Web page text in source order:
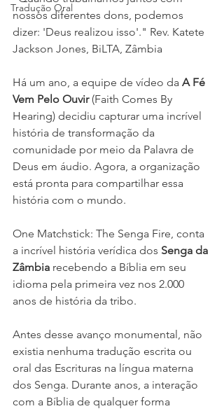
Tradução Oral
nossos diferentes dons, podemos
dizer: 'Deus realizou isso'." Rev. Katete
Jackson Jones, BiLTA, Zâmbia
Há um ano, a equipe de vídeo da A Fé
Vem Pelo Ouvir (Faith Comes By
Hearing) decidiu capturar uma incrível
história de transformação da
comunidade por meio da Palavra de
Deus em áudio. Agora, a organização
está pronta para compartilhar essa
história com o mundo.
One Matchstick: The Senga Fire, conta
a incrível história verídica dos Senga da
Zâmbia recebendo a Bíblia em seu
idioma pela primeira vez nos 2.000
anos de história da tribo.
Antes desse avanço monumental, não
existia nenhuma tradução escrita ou
oral das Escrituras na língua materna
dos Senga. Durante anos, a interação
com a Bíblia de qualquer forma